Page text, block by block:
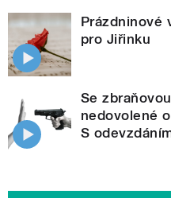
Prázdninové
pro Jiřinku
Se
nedovolené
S